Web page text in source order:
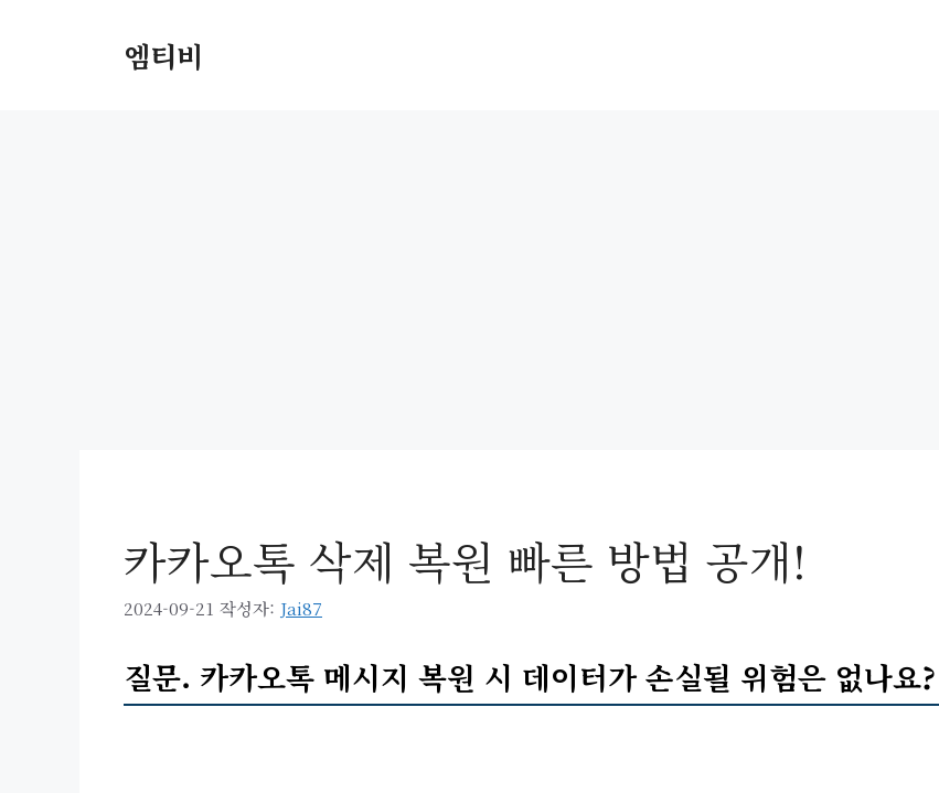
엠티비
카카오톡 삭제 복원 빠른 방법 공개!
2024-09-21 작성자: Jai87
질문. 카카오톡 메시지 복원 시 데이터가 손실될 위험은 없나요?